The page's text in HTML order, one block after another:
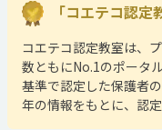
「コエテコ認定
コエテコ認定教室は、
数ともにNo.1のポータ
基準で認定した保護者
年の情報をもとに、認